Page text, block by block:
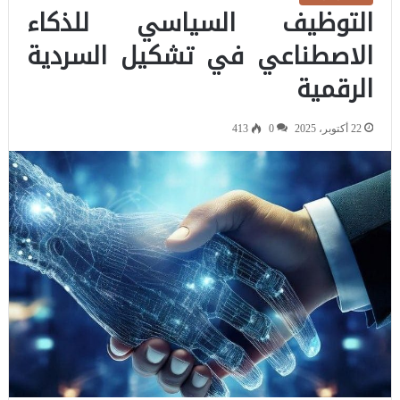
التوظيف السياسي للذكاء
الاصطناعي في تشكيل السردية
الرقمية
22 أكتوبر، 2025 0
413